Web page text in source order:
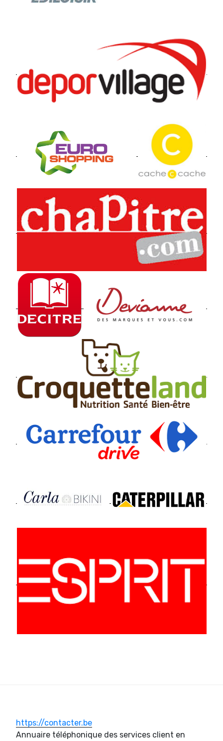
https://contacter.be
Annuaire téléphonique des services client en